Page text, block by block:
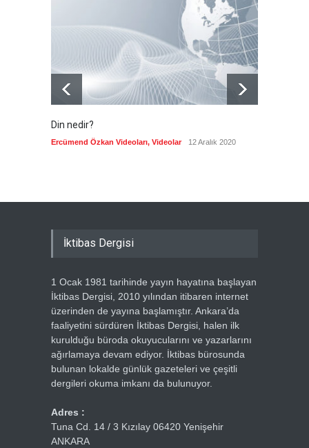
yerine aşırı sağcı Espriella'yı
Güncel 8 Ağustos 2026
Din nedir?
Ercümend Özkan Videoları, Videolar 12 Aralık 2020
İktibas Dergisi
1 Ocak 1981 tarihinde yayın hayatına başlayan
İktibas Dergisi, 2010 yılından itibaren internet
üzerinden de yayına başlamıştır. Ankara’da
faaliyetini sürdüren İktibas Dergisi, halen ilk
kurulduğu büroda okuyucularını ve yazarlarını
ağırlamaya devam ediyor. İktibas bürosunda
bulunan lokalde günlük gazeteleri ve çeşitli
dergileri okuma imkanı da bulunuyor.
Adres :
Tuna Cd. 14 / 3 Kızılay 06420 Yenişehir
ANKARA